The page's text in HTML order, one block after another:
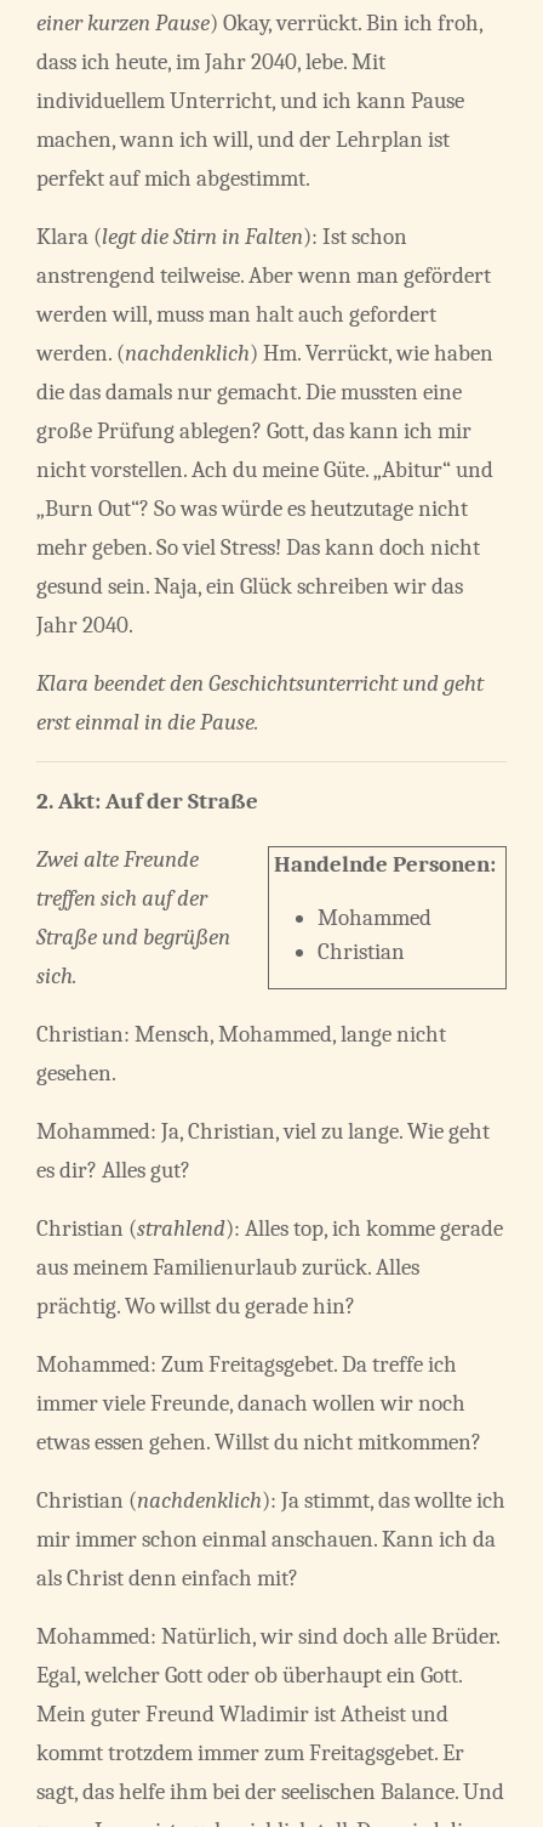
einer kurzen Pause) Okay, verrückt. Bin ich froh,
dass ich heute, im Jahr 2040, lebe. Mit
individuellem Unterricht, und ich kann Pause
machen, wann ich will, und der Lehrplan ist
perfekt auf mich abgestimmt.
Klara (legt die Stirn in Falten): Ist schon
anstrengend teilweise. Aber wenn man gefördert
werden will, muss man halt auch gefordert
werden. (nachdenklich) Hm. Verrückt, wie haben
die das damals nur gemacht. Die mussten eine
große Prüfung ablegen? Gott, das kann ich mir
nicht vorstellen. Ach du meine Güte. „Abitur“ und
„Burn Out“? So was würde es heutzutage nicht
mehr geben. So viel Stress! Das kann doch nicht
gesund sein. Naja, ein Glück schreiben wir das
Jahr 2040.
Klara beendet den Geschichtsunterricht und geht
erst einmal in die Pause.
2. Akt: Auf der Straße
Handelnde Personen:
Mohammed
Christian
Zwei alte Freunde
treffen sich auf der
Straße und begrüßen
sich.
Christian: Mensch, Mohammed, lange nicht
gesehen.
Mohammed: Ja, Christian, viel zu lange. Wie geht
es dir? Alles gut?
Christian (strahlend): Alles top, ich komme gerade
aus meinem Familienurlaub zurück. Alles
prächtig. Wo willst du gerade hin?
Mohammed: Zum Freitagsgebet. Da treffe ich
immer viele Freunde, danach wollen wir noch
etwas essen gehen. Willst du nicht mitkommen?
Christian (nachdenklich): Ja stimmt, das wollte ich
mir immer schon einmal anschauen. Kann ich da
als Christ denn einfach mit?
Mohammed: Natürlich, wir sind doch alle Brüder.
Egal, welcher Gott oder ob überhaupt ein Gott.
Mein guter Freund Wladimir ist Atheist und
kommt trotzdem immer zum Freitagsgebet. Er
sagt, das helfe ihm bei der seelischen Balance. Und